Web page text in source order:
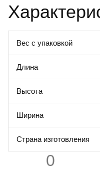
Вес с упаковкой
Длина
Высота
Ширина
Страна изготовления
0